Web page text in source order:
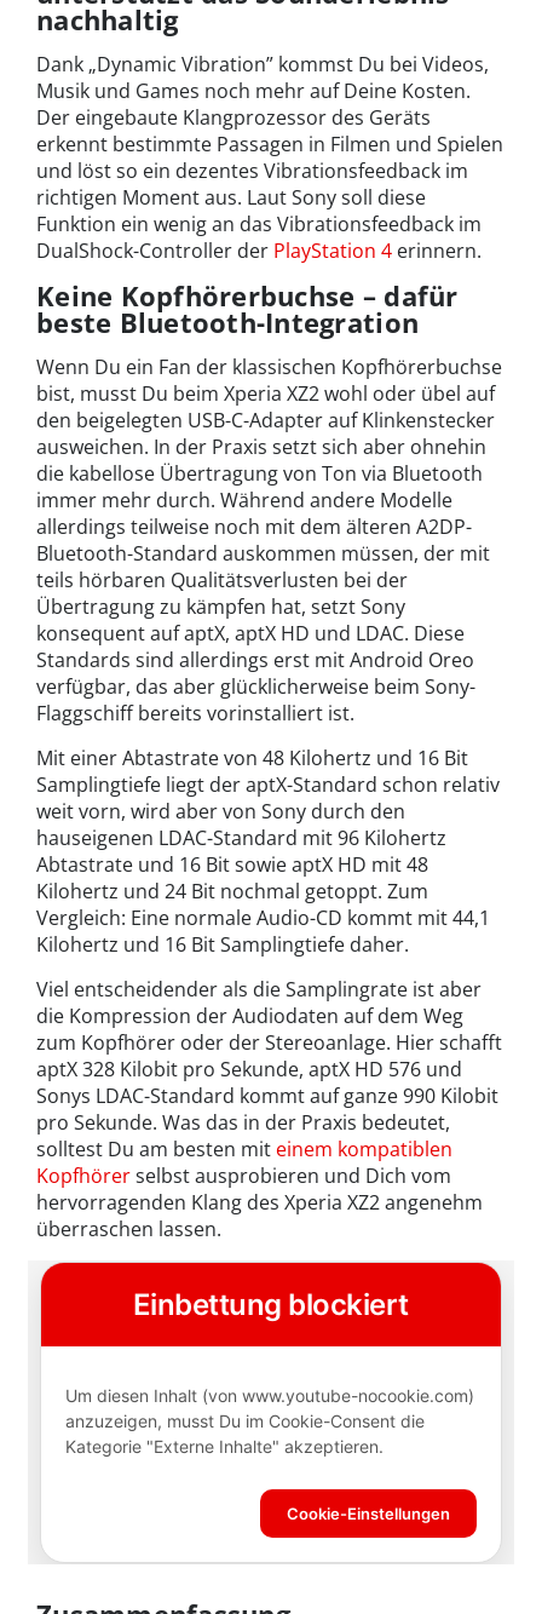
nachhaltig
Dank „Dynamic Vibration” kommst Du bei Videos,
Musik und Games noch mehr auf Deine Kosten.
Der eingebaute Klangprozessor des Geräts
erkennt bestimmte Passagen in Filmen und Spielen
und löst so ein dezentes Vibrationsfeedback im
richtigen Moment aus. Laut Sony soll diese
Funktion ein wenig an das Vibrationsfeedback im
DualShock-Controller der PlayStation 4 erinnern.
Keine Kopfhörerbuchse – dafür
beste Bluetooth-Integration
Wenn Du ein Fan der klassischen Kopfhörerbuchse
bist, musst Du beim Xperia XZ2 wohl oder übel auf
den beigelegten USB-C-Adapter auf Klinkenstecker
ausweichen. In der Praxis setzt sich aber ohnehin
die kabellose Übertragung von Ton via Bluetooth
immer mehr durch. Während andere Modelle
allerdings teilweise noch mit dem älteren A2DP-
Bluetooth-Standard auskommen müssen, der mit
teils hörbaren Qualitätsverlusten bei der
Übertragung zu kämpfen hat, setzt Sony
konsequent auf aptX, aptX HD und LDAC. Diese
Standards sind allerdings erst mit Android Oreo
verfügbar, das aber glücklicherweise beim Sony-
Flaggschiff bereits vorinstalliert ist.
Mit einer Abtastrate von 48 Kilohertz und 16 Bit
Samplingtiefe liegt der aptX-Standard schon relativ
weit vorn, wird aber von Sony durch den
hauseigenen LDAC-Standard mit 96 Kilohertz
Abtastrate und 16 Bit sowie aptX HD mit 48
Kilohertz und 24 Bit nochmal getoppt. Zum
Vergleich: Eine normale Audio-CD kommt mit 44,1
Kilohertz und 16 Bit Samplingtiefe daher.
Viel entscheidender als die Samplingrate ist aber
die Kompression der Audiodaten auf dem Weg
zum Kopfhörer oder der Stereoanlage. Hier schafft
aptX 328 Kilobit pro Sekunde, aptX HD 576 und
Sonys LDAC-Standard kommt auf ganze 990 Kilobit
pro Sekunde. Was das in der Praxis bedeutet,
solltest Du am besten mit einem kompatiblen
Kopfhörerselbst ausprobieren und Dich vom
hervorragenden Klang des Xperia XZ2 angenehm
überraschen lassen.